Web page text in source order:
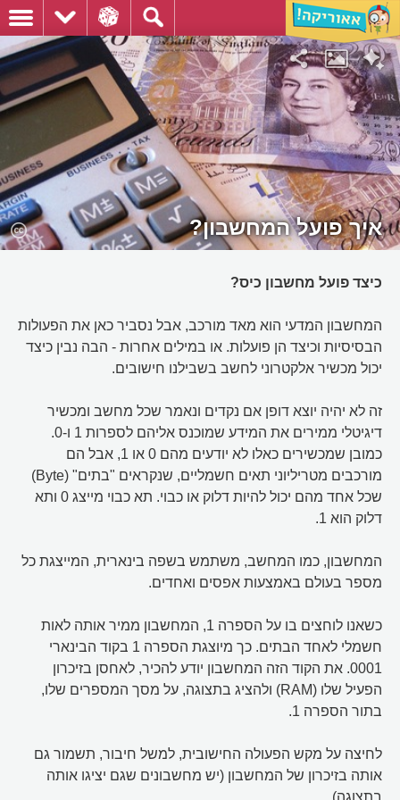
איך פועל המחשבון?
כיצד פועל מחשבון כיס?
המחשבון המדעי הוא מאד מורכב, אבל נסביר כאן את הפעולות
הבסיסיות וכיצד הן פועלות. או במילים אחרות - הבה נבין כיצד
יכול מכשיר אלקטרוני לחשב בשבילנו חישובים.
זה לא יהיה יוצא דופן אם נקדים ונאמר שכל מחשב ומכשיר
דיגיטלי ממירים את המידע שמוכנס אליהם לספרות 1 ו-0.
כמובן שמכשירים כאלו לא יודעים מהם 0 או 1, אבל הם
מורכבים מטריליוני תאים חשמליים, שנקראים "בתים" (Byte)
שכל אחד מהם יכול להיות דלוק או כבוי. תא כבוי מייצג 0 ותא
דלוק הוא 1.
המחשבון, כמו המחשב, משתמש בשפה בינארית, המייצגת כל
מספר בעולם באמצעות אפסים ואחדים.
כשאנו לוחצים בו על הספרה 1, המחשבון ממיר אותה לאות
חשמלי לאחד הבתים. כך מיוצגת הספרה 1 בקוד הבינארי
0001. את הקוד הזה המחשבון יודע להכיר, לאחסן בזיכרון
הפעיל שלו (RAM) ולהציג בתצוגה, על מסך המספרים שלו,
בתור הספרה 1.
לחיצה על מקש הפעולה החישובית, למשל חיבור, תשמור גם
אותה בזיכרון של המחשבון (יש מחשבונים שגם יציגו אותה
בתצוגה).